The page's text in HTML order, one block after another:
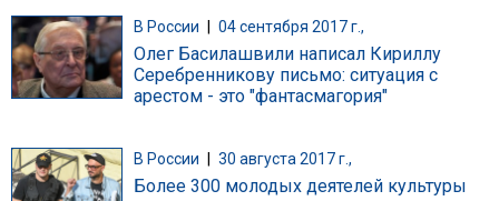
В России 04 сентября 2017 г.,
Олег Басилашвили написал Кириллу
Серебренникову письмо: ситуация с
арестом - это "фантасмагория"
В России 30 августа 2017 г.,
Более 300 молодых деятелей культуры